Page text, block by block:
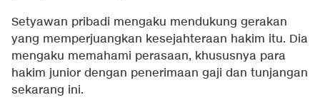
Setyawan pribadi mengaku mendukung gerakan
yang memperjuangkan kesejahteraan hakim itu. Dia
mengaku memahami perasaan, khususnya para
hakim junior dengan penerimaan gaji dan tunjangan
sekarang ini.